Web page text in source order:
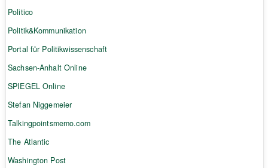
Politico
Politik&Kommunikation
Portal für Politikwissenschaft
Sachsen-Anhalt Online
SPIEGEL Online
Stefan Niggemeier
Talkingpointsmemo.com
The Atlantic
Washington Post